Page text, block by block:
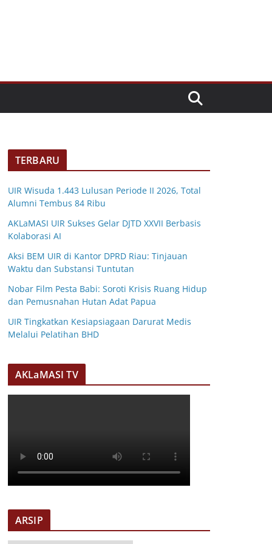
TERBARU
UIR Wisuda 1.443 Lulusan Periode II 2026, Total
Alumni Tembus 84 Ribu
AKLaMASI UIR Sukses Gelar DJTD XXVII Berbasis
Kolaborasi AI
Aksi BEM UIR di Kantor DPRD Riau: Tinjauan
Waktu dan Substansi Tuntutan
Nobar Film Pesta Babi: Soroti Krisis Ruang Hidup
dan Pemusnahan Hutan Adat Papua
UIR Tingkatkan Kesiapsiagaan Darurat Medis
Melalui Pelatihan BHD
AKLaMASI TV
ARSIP